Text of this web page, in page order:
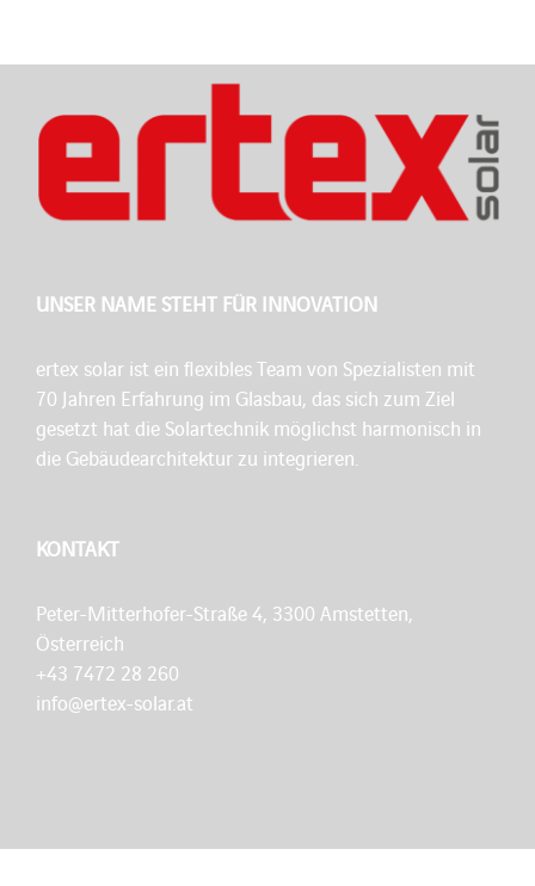
UNSER NAME STEHT FÜR INNOVATION
ertex solar ist ein flexibles Team von Spezialisten mit
70 Jahren Erfahrung im Glasbau, das sich zum Ziel
gesetzt hat die Solartechnik möglichst harmonisch in
die Gebäudearchitektur zu integrieren.
KONTAKT
Peter-Mitterhofer-Straße 4, 3300 Amstetten,
Österreich
+43 7472 28 260
info@ertex-solar.at